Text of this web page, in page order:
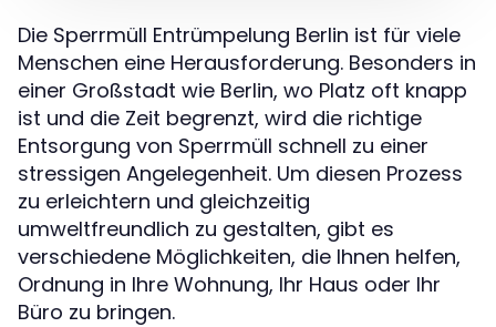
Die Sperrmüll Entrümpelung Berlin ist für viele
Menschen eine Herausforderung. Besonders in
einer Großstadt wie Berlin, wo Platz oft knapp
ist und die Zeit begrenzt, wird die richtige
Entsorgung von Sperrmüll schnell zu einer
stressigen Angelegenheit. Um diesen Prozess
zu erleichtern und gleichzeitig
umweltfreundlich zu gestalten, gibt es
verschiedene Möglichkeiten, die Ihnen helfen,
Ordnung in Ihre Wohnung, Ihr Haus oder Ihr
Büro zu bringen.